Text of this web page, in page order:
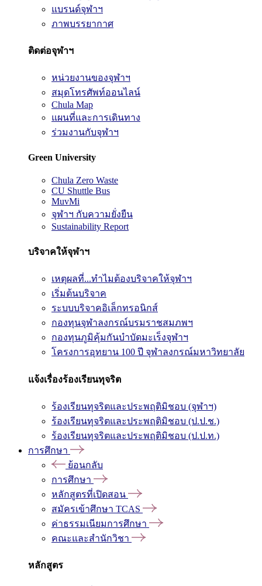
แบรนด์จุฬาฯ
ภาพบรรยากาศ
ติดต่อจุฬาฯ
หน่วยงานของจุฬาฯ
สมุดโทรศัพท์ออนไลน์
Chula Map
แผนที่และการเดินทาง
ร่วมงานกับจุฬาฯ
Green University
Chula Zero Waste
CU Shuttle Bus
MuvMi
จุฬาฯ กับความยั่งยืน
Sustainability Report
บริจาคให้จุฬาฯ
เหตุผลที่...ทำไมต้องบริจาคให้จุฬาฯ
เริ่มต้นบริจาค
ระบบบริจาคอิเล็กทรอนิกส์
กองทุนจุฬาลงกรณ์บรมราชสมภพฯ
กองทุนภูมิคุ้มกันบำบัดมะเร็งจุฬาฯ
โครงการอุทยาน 100 ปี จุฬาลงกรณ์มหาวิทยาลัย
แจ้งเรื่องร้องเรียนทุจริต
ร้องเรียนทุจริตและประพฤติมิชอบ (จุฬาฯ)
ร้องเรียนทุจริตและประพฤติมิชอบ (ป.ป.ช.)
ร้องเรียนทุจริตและประพฤติมิชอบ (ป.ป.ท.)
การศึกษา
ย้อนกลับ
การศึกษา
หลักสูตรที่เปิดสอน
สมัครเข้าศึกษา TCAS
ค่าธรรมเนียมการศึกษา
คณะและสำนักวิชา
หลักสูตร